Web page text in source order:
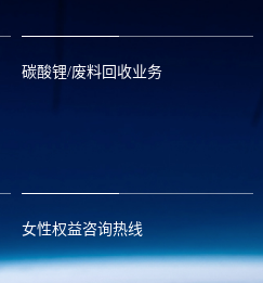
碳酸锂/废料回收业务
女性权益咨询热线
13486326037